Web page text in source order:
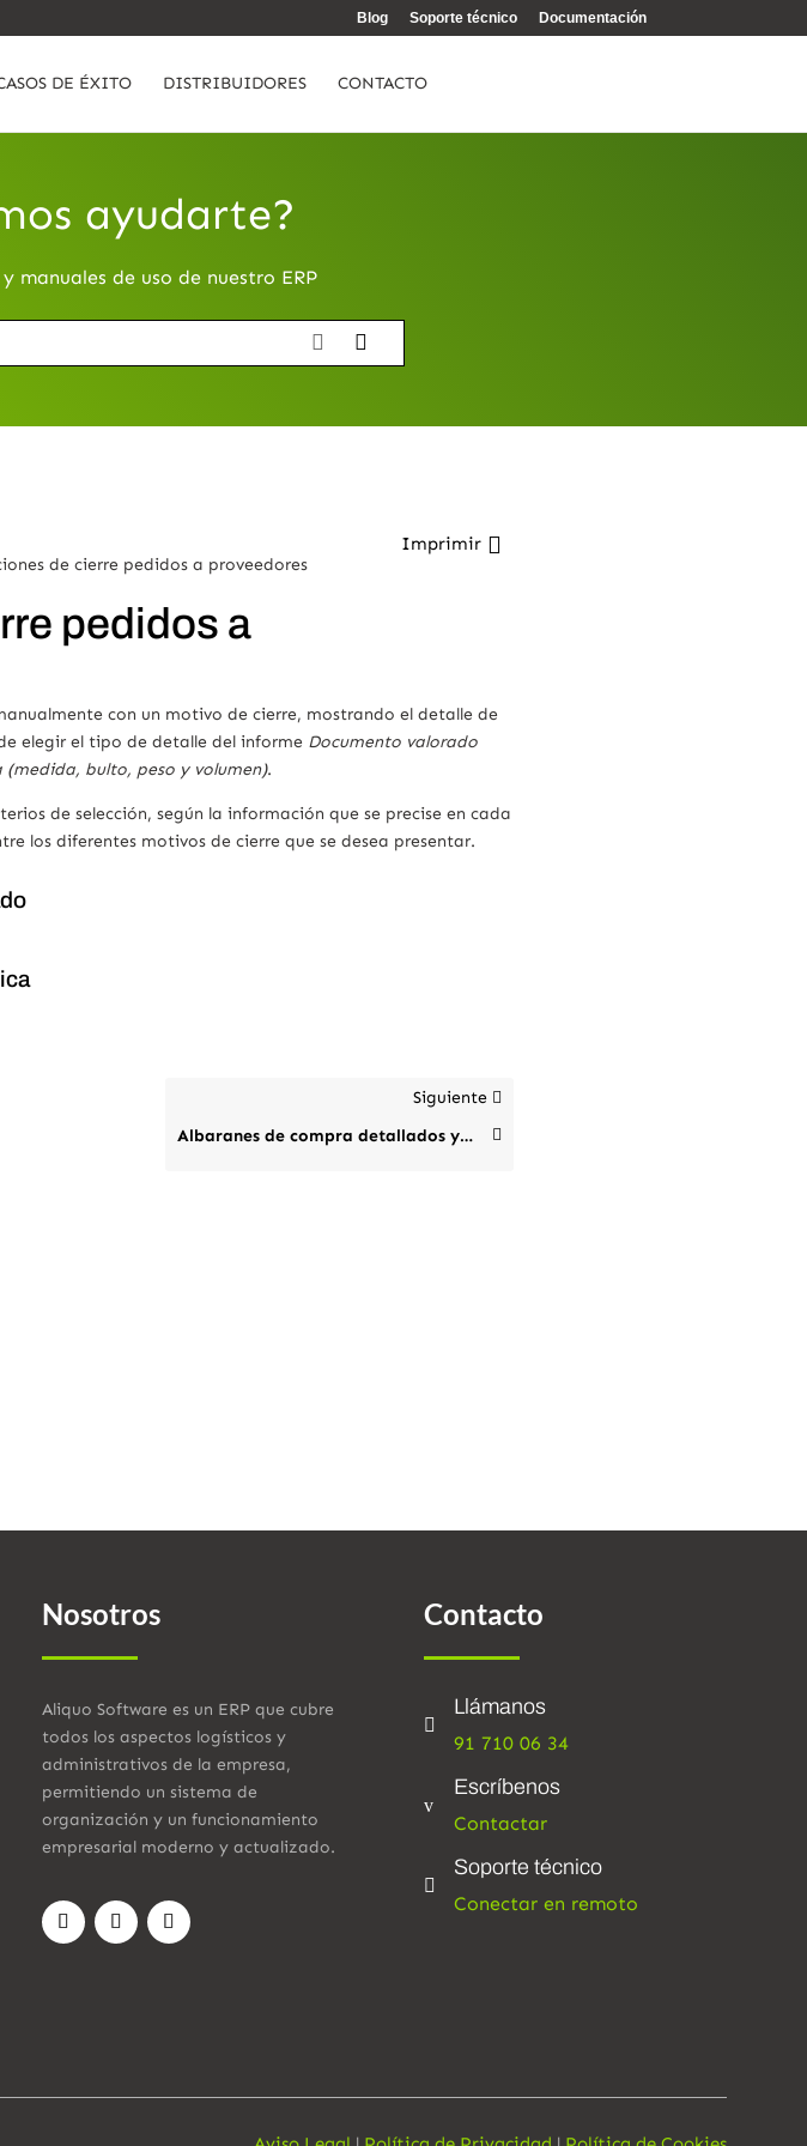
Blog Soporte técnico Documentación
DE ÉXITO DISTRIBUIDORES CONTACTO
ayudarte?
manuales de uso de nuestro ERP
de cierre pedidos a proveedores
Imprimir
pedidos a
con un motivo de cierre, mostrando el detalle de
elegir el tipo de detalle del informe Documento valorado
bulto, peso y volumen).
de selección, según la información que se precise en cada
los diferentes motivos de cierre que se desea presentar.
Siguiente
Albaranes de compra detallados y agrupados
Nosotros
Aliquo Software es un ERP que cubre
todos los aspectos logísticos y
administrativos de la empresa,
permitiendo un sistema de
organización y un funcionamiento
empresarial moderno y actualizado.
Contacto

Llámanos
91 710 06 34
v
Escríbenos
Contactar

Soporte técnico
Conectar en remoto